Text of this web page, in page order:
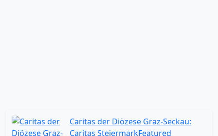
Caritas der Diözese Graz-Seckau:
Caritas SteiermarkFeatured